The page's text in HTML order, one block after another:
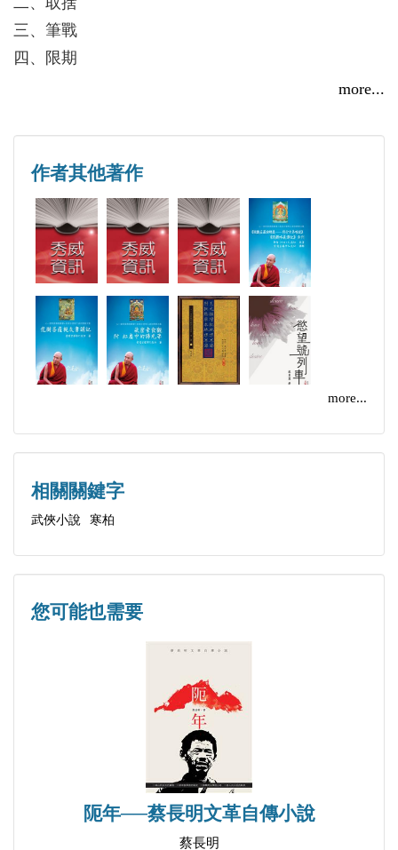
三、筆戰
四、限期
七、底線
八、終結
附錄
後記
more...
作者其他著作
more...
相關關鍵字
武俠小說 寒柏
您可能也需要
阨年──蔡長明文革自傳小說
蔡長明